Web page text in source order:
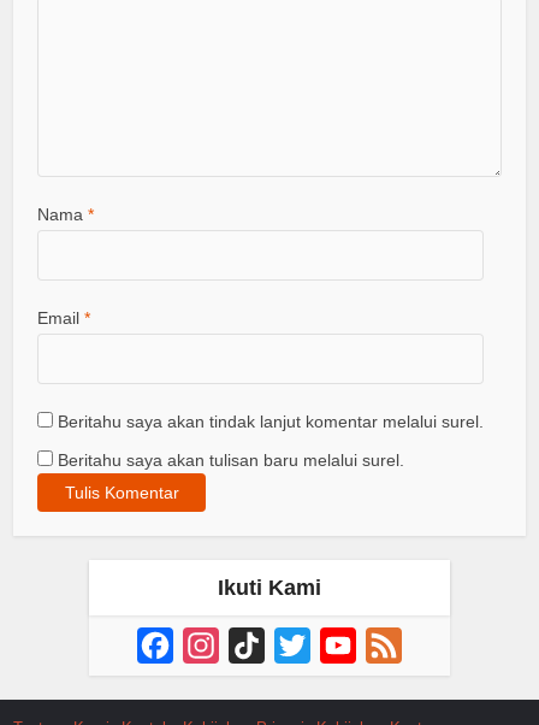
Nama*
Email*
Beritahu saya akan tindak lanjut komentar melalui surel.
Beritahu saya akan tulisan baru melalui surel.
Ikuti Kami
FacebookInstagram
TikTok Twitter YouTube
Channel